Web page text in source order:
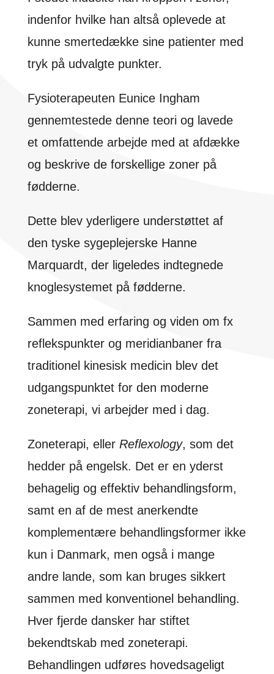
indenfor hvilke han altså oplevede at
kunne smertedække sine patienter med
tryk på udvalgte punkter.
Fysioterapeuten Eunice Ingham
gennemtestede denne teori og lavede
et omfattende arbejde med at afdække
og beskrive de forskellige zoner på
fødderne.
Dette blev yderligere understøttet af
den tyske sygeplejerske Hanne
Marquardt, der ligeledes indtegnede
knoglesystemet på fødderne.
Sammen med erfaring og viden om fx
reflekspunkter og meridianbaner fra
traditionel kinesisk medicin blev det
udgangspunktet for den moderne
zoneterapi, vi arbejder med i dag.
Zoneterapi, eller Reflexology, som det
hedder på engelsk. Det er en yderst
behagelig og effektiv behandlingsform,
samt en af de mest anerkendte
komplementære behandlingsformer ikke
kun i Danmark, men også i mange
andre lande, som kan bruges sikkert
sammen med konventionel behandling.
Hver fjerde dansker har stiftet
bekendtskab med zoneterapi.
Behandlingen udføres hovedsageligt